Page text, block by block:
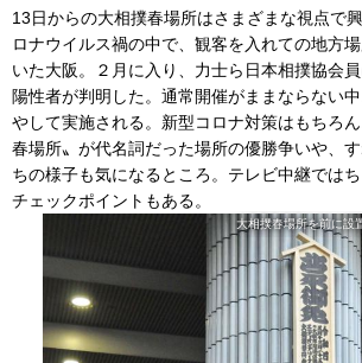
13日からの大相撲春場所はさまざまな視点で
ロナウイルス禍の中で、観客を入れての地方
いた大阪。２月に入り、力士ら日本相撲協会
陽性者が判明した。通常開催がままならない
やして実施される。新型コロナ対策はもちろ
春場所〟が代名詞だった場所の優勝争いや、
ちの様子も気になるところ。テレビ中継では
チェックポイントもある。
大相撲春場所を前に設